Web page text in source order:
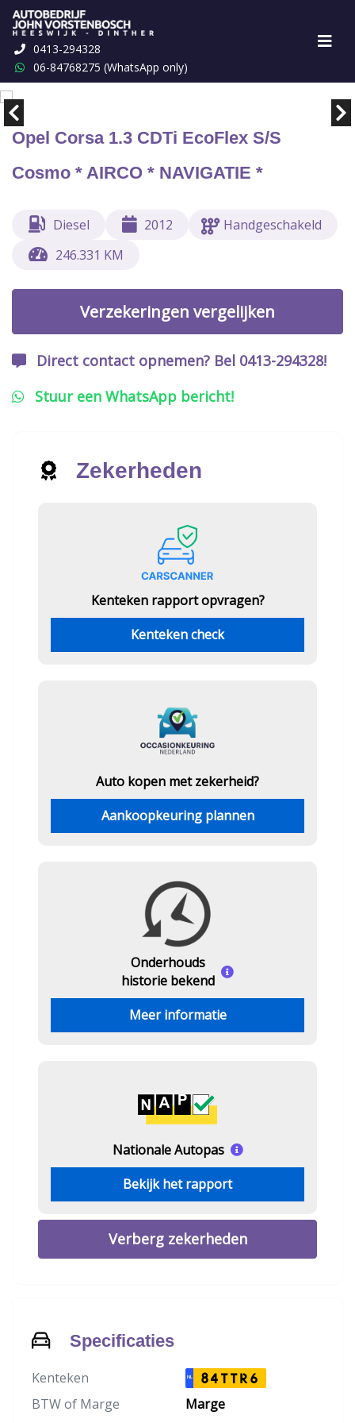
0413-294328
06-84768275 (WhatsApp only)
Opel Corsa 1.3 CDTi EcoFlex S/S
Cosmo * AIRCO * NAVIGATIE *
Diesel 2012
Handgeschakeld
246.331 KM
Verzekeringen vergelijken
Direct contact opnemen? Bel 0413-294328!
Stuur een WhatsApp bericht!
Zekerheden
Kenteken rapport opvragen?
Kenteken check
Auto kopen met zekerheid?
Aankoopkeuring plannen
Onderhouds
historie bekend
Meer informatie
Nationale Autopas
Bekijk het rapport
Verberg zekerheden
Specificaties
Kenteken NL 84TTR6
BTW of Marge
Marge